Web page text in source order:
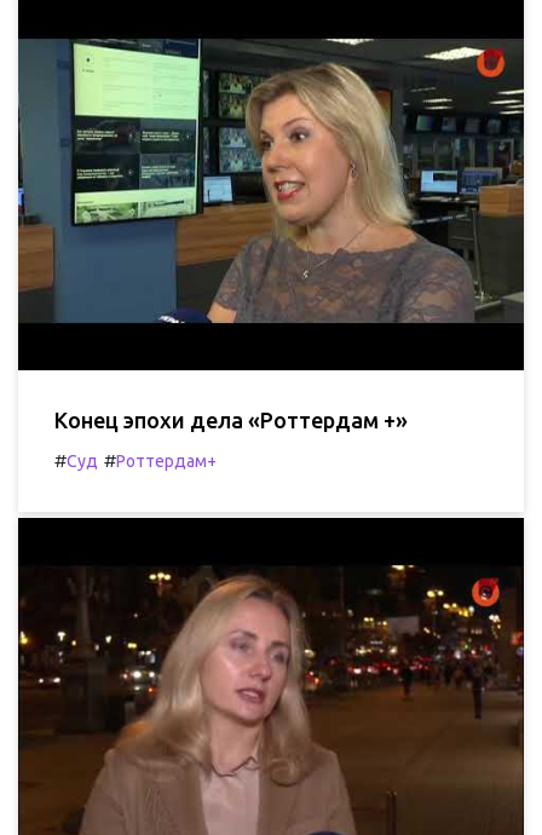
Конец эпохи дела «Роттердам +»
#Суд #Роттердам+